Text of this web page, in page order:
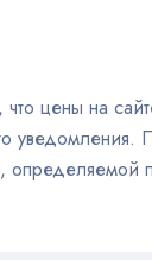
цены на сайте